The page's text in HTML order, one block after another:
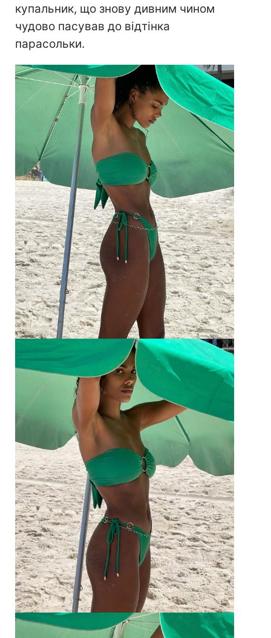
купальник, що знову дивним чином
чудово пасував до відтінка
парасольки.